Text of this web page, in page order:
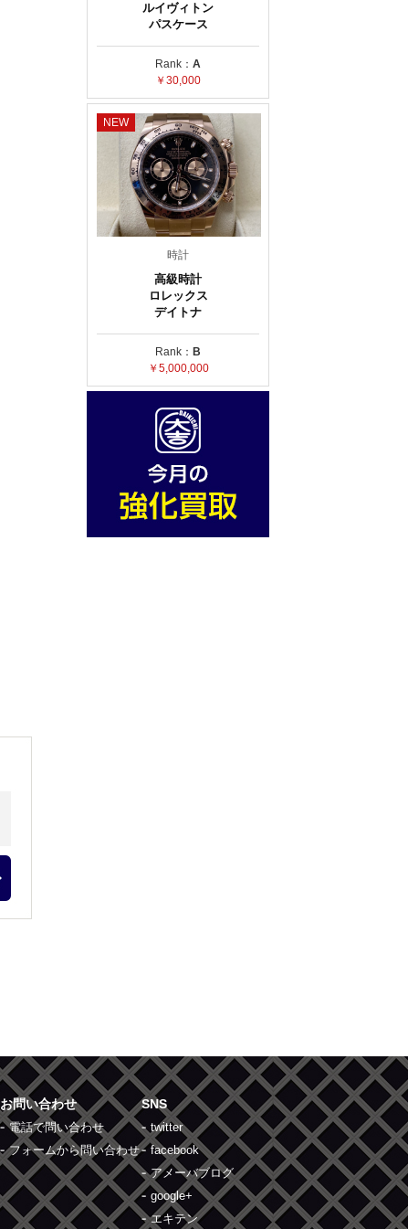
ルイヴィトン
パスケース
Rank： A
￥30,000
NEW
時計
高級時計
ロレックス
デイトナ
Rank： B
￥5,000,000
お問い合わせ
電話で問い合わせ
フォームから問い合わせ
SNS
twitter
facebook
アメーバブログ
google+
エキテン